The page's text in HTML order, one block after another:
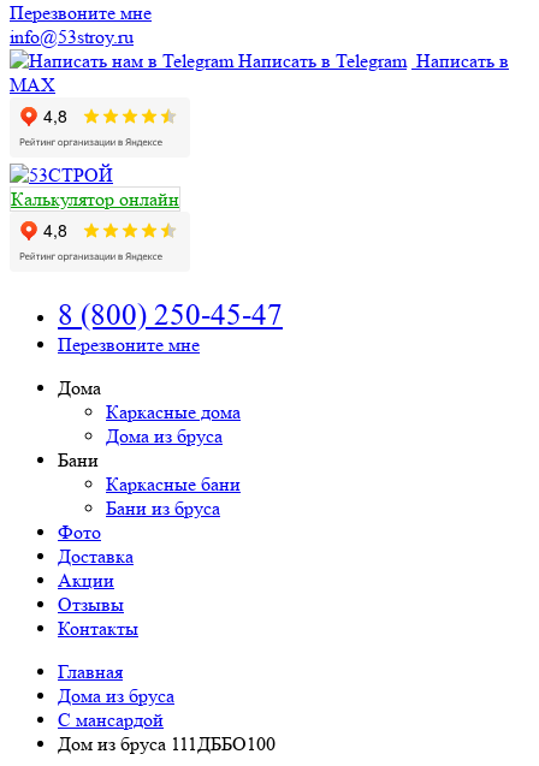
Перезвоните мне
info@53stroy.ru
Написать в Telegram Написать в
MAX
Калькулятор онлайн
8 (800) 250-45-47
Перезвоните мне
Дома
Каркасные дома
Дома из бруса
Бани
Каркасные бани
Бани из бруса
Фото
Доставка
Акции
Отзывы
Контакты
Главная
Дома из бруса
С мансардой
Дом из бруса 111ДББО100